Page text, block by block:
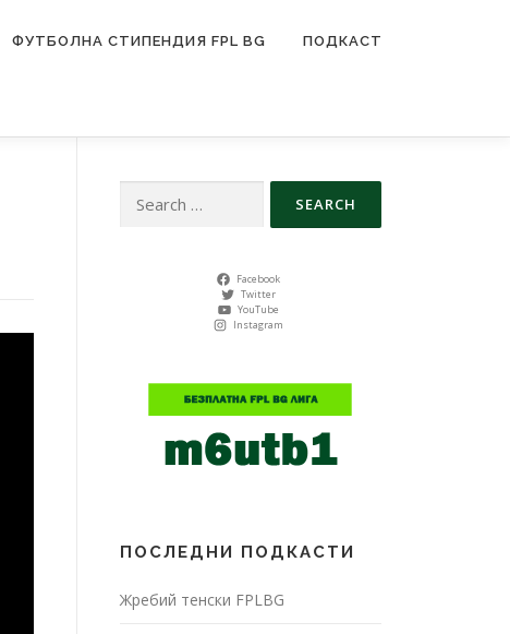
ФУТБОЛНА СТИПЕНДИЯ FPL BG ПОДКАСТ
for:
Facebook
Twitter
YouTube
Instagram
ПОСЛЕДНИ ПОДКАСТИ
Жребий тенски FPLBG